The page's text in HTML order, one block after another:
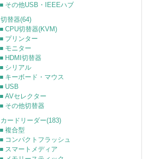
その他USB・IEEEハブ
切替器(64)
CPU切替器(KVM)
プリンター
モニター
HDMI切替器
シリアル
キーボード・マウス
USB
AVセレクター
その他切替器
カードリーダー(183)
複合型
コンパクトフラッシュ
スマートメディア